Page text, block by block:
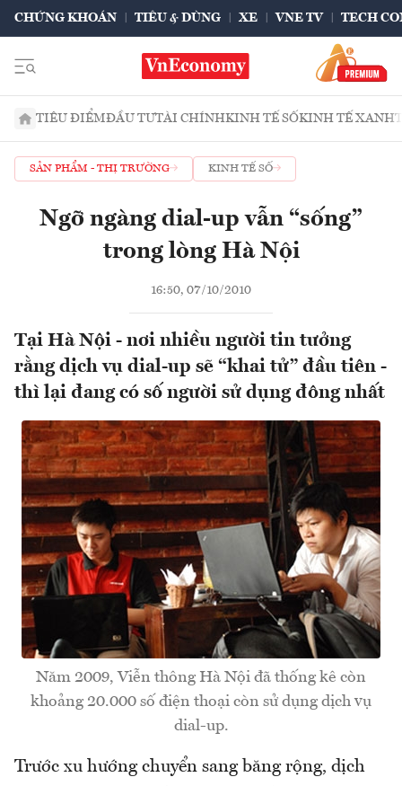
CHỨNG KHOÁN TIÊU & DÙNG XE VNE TV TECH
TIÊU ĐIỂMĐẦU TƯTÀI CHÍNHKINH TẾ SỐKINH TẾ XANH
SẢN PHẨM - THỊ TRƯỜNG KINH TẾ SỐ
Ngỡ ngàng dial-up vẫn “sống”
trong lòng Hà Nội
16:50, 07/10/2010
Tại Hà Nội - nơi nhiều người tin tưởng
rằng dịch vụ dial-up sẽ “khai tử” đầu tiên -
thì lại đang có số người sử dụng đông nhất
Năm 2009, Viễn thông Hà Nội đã thống kê còn
khoảng 20.000 số điện thoại còn sử dụng dịch vụ
dial-up.
Trước xu hướng chuyển sang băng rộng, dịch